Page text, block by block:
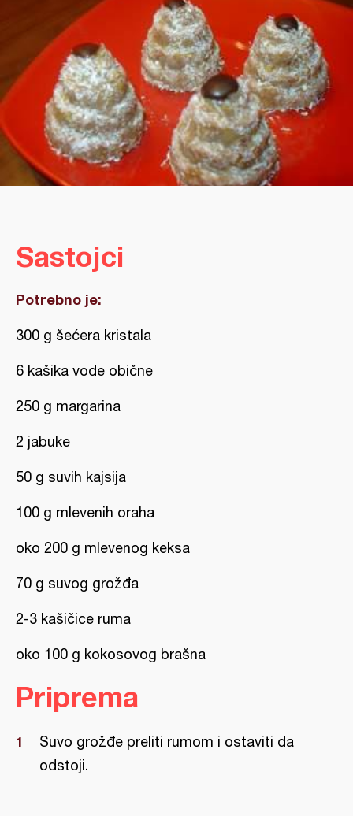
Sastojci
Potrebno je:
300 g šećera kristala
6 kašika vode obične
250 g margarina
2 jabuke
50 g suvih kajsija
100 g mlevenih oraha
oko 200 g mlevenog keksa
70 g suvog grožđa
2-3 kašičice ruma
oko 100 g kokosovog brašna
Priprema
Suvo grožđe preliti rumom i ostaviti da
odstoji.